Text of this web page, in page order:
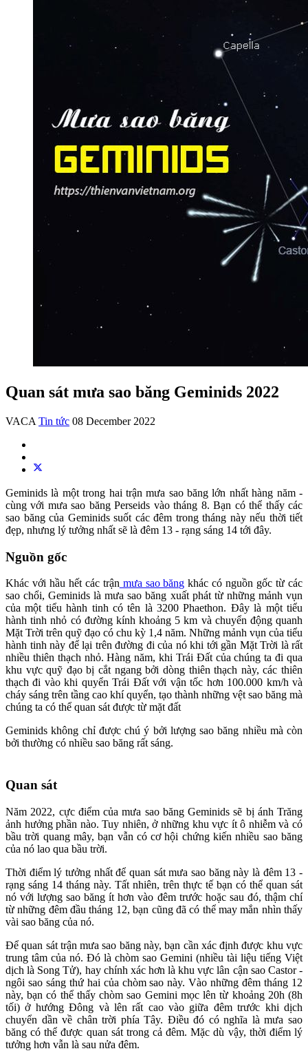
Quan sát mưa sao băng Geminids 2022
VACA Tin tức 08 December 2022
Geminids là một trong hai trận mưa sao băng lớn nhất hàng năm -
cùng với mưa sao băng Perseids vào tháng 8. Bạn có thể thấy các
sao băng của Geminids suốt các đêm trong tháng này nếu thời tiết
đẹp, nhưng lý tưởng nhất sẽ là đêm 13 - rạng sáng 14 tới đây.
Nguồn gốc
Khác với hầu hết các trận mưa sao băng khác có nguồn gốc từ các
sao chổi, Geminids là mưa sao băng xuất phát từ những mảnh vụn
của một tiểu hành tinh có tên là 3200 Phaethon. Đây là một tiểu
hành tinh nhỏ có đường kính khoảng 5 km và chuyển động quanh
Mặt Trời trên quỹ đạo có chu kỳ 1,4 năm. Những mảnh vụn của tiểu
hành tinh này để lại trên đường đi của nó khi tới gần Mặt Trời là rất
nhiều thiên thạch nhỏ. Hàng năm, khi Trái Đất của chúng ta đi qua
khu vực quỹ đạo bị cắt ngang bởi dòng thiên thạch này, các thiên
thạch đi vào khi quyển Trái Đất với vận tốc hơn 100.000 km/h và
cháy sáng trên tầng cao khí quyển, tạo thành những vệt sao băng mà
chúng ta có thể quan sát được từ mặt đất
Geminids không chỉ được chú ý bởi lượng sao băng nhiều mà còn
bởi thường có nhiều sao băng rất sáng.
Quan sát
Năm 2022, cực điểm của mưa sao băng Geminids sẽ bị ánh Trăng
ảnh hưởng phần nào. Tuy nhiên, ở những khu vực ít ô nhiễm và có
bầu trời quang mây, bạn vẫn có cơ hội chứng kiến nhiều sao băng
của nó lao qua bầu trời.
Thời điểm lý tưởng nhất để quan sát mưa sao băng này là đêm 13 -
rạng sáng 14 tháng này. Tất nhiên, trên thực tế bạn có thể quan sát
nó với lượng sao băng ít hơn vào đêm trước hoặc sau đó, thậm chí
từ những đêm đầu tháng 12, bạn cũng đã có thể may mắn nhìn thấy
vài sao băng của nó.
Để quan sát trận mưa sao băng này, bạn cần xác định được khu vực
trung tâm của nó. Đó là chòm sao Gemini (nhiều tài liệu tiếng Việt
dịch là Song Tử), hay chính xác hơn là khu vực lân cận sao Castor -
ngôi sao sáng thứ hai của chòm sao này. Vào những đêm tháng 12
này, bạn có thể thấy chòm sao Gemini mọc lên từ khoảng 20h (8h
tối) ở hướng Đông và lên rất cao vào giữa đêm trước khi dịch
chuyển dần về chân trời phía Tây. Điều đó có nghĩa là mưa sao
băng có thể được quan sát trong cả đêm. Mặc dù vậy, thời điểm lý
tưởng hơn vẫn là sau nửa đêm.